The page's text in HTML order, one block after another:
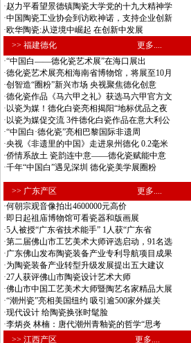
·赵力平看望景德镇陶瓷大学党的十九大精神学
·中国陶瓷工业协会到访欧神诺，支持企业创新
·欧华陶瓷:从逆境中崛起 在创新中发展
>> 福建德化
更多....
·“中国白——德化瓷艺术展”在海口展出
·德化瓷艺术展亮相海南省博物馆，将展至10月
·创智造“圈粉”新兴市场 央视聚焦德化创意
·德化瓷作品《马六甲之礼》获选马六甲官方文
· 以瓷为媒！德化白瓷亮相揭阳“地标优品之夜
· 以瓷为媒促交流 3件德化白瓷作品在意大利公
·“中国白·德化瓷”亮相巴黎国际非遗周
·央视《非遗里的中国》走进泉州德化 0.2毫米
·侨情系故土 瓷韵连中意——德化瓷赋能中意
·千年“中国白”遇见深圳 德化瓷美学展圈粉
>> 广东产区
更多....
·何朝宗观音像拍出4600000元高价
·即日起祖庙博物馆可看瓷器和版画展
·5人被授“广东省技术能手” 1人获“广东省
·第二届佛山市工艺美术大师评选启动，91名选
·广东佛山发布陶瓷装备产业专利导航项目成果
·为陶瓷装备产业转型升级发展提出五大建议
·27人获评佛山市陶瓷设计艺术大师
·佛山市中国工艺美术大师暨陶艺名家精品大展
·“潮州瓷”亮相美国纽约 吸引逾500家外媒关
·现代设计 给陶瓷换张时髦脸
·李炳炎 林楠：唐代潮州青釉瓷的哲学“思考
>> 江西产区
更多....